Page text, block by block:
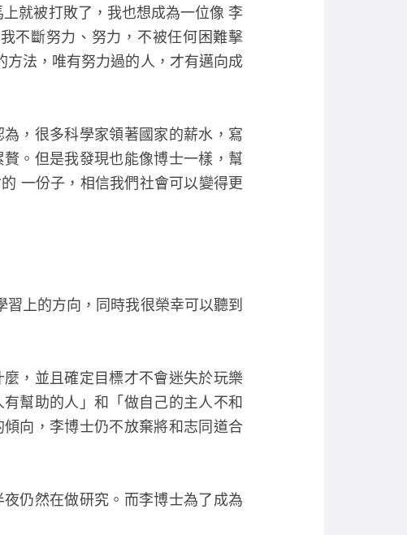
就被打敗了，我也想成為一位像 李
不斷努力、努力，不被任何困難擊
法，唯有努力過的人，才有邁向成
，很多科學家領著國家的薪水，寫
。但是我發現也能像博士一樣，幫
一份子，相信我們社會可以變得更
上的方向，同時我很榮幸可以聽到
，並且確定目標才不會迷失於玩樂
幫助的人」和「做自己的主人不和
向，李博士仍不放棄將和志同道合
仍然在做研究。而李博士為了成為